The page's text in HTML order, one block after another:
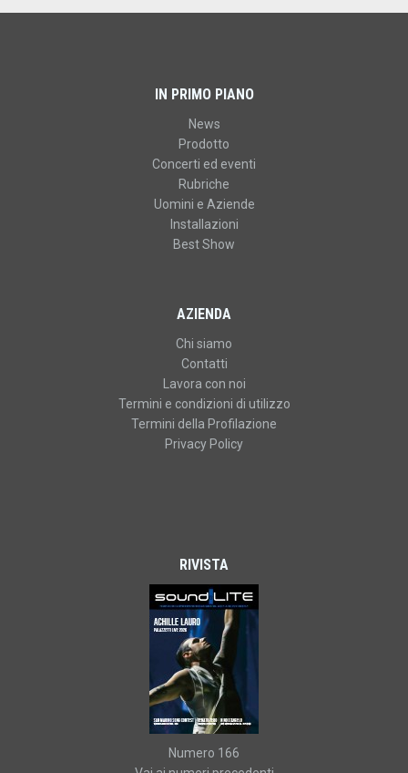
IN PRIMO PIANO
News
Prodotto
Concerti ed eventi
Rubriche
Uomini e Aziende
Installazioni
Best Show
AZIENDA
Chi siamo
Contatti
Lavora con noi
Termini e condizioni di utilizzo
Termini della Profilazione
Privacy Policy
RIVISTA
Numero 166